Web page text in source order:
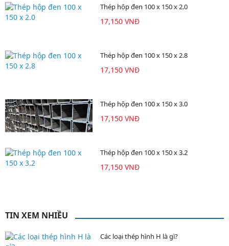
Thép hộp đen 100 x 150 x 2.0
17,150 VNĐ
Thép hộp đen 100 x 150 x 2.8
17,150 VNĐ
Thép hộp đen 100 x 150 x 3.0
17,150 VNĐ
Thép hộp đen 100 x 150 x 3.2
17,150 VNĐ
TIN XEM NHIỀU
Các loại thép hình H là gì?